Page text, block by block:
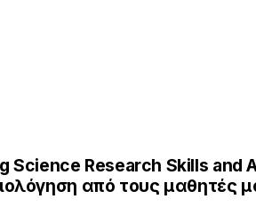
Science Research Skills and
από τους μαθητές